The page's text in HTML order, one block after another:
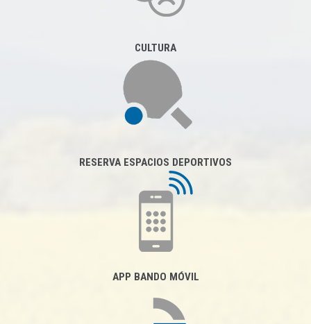
CULTURA
RESERVA ESPACIOS DEPORTIVOS
APP BANDO MÓVIL